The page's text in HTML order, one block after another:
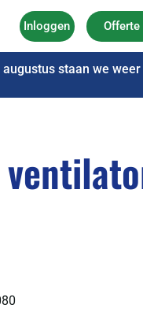
Inloggen Offerte
staan we